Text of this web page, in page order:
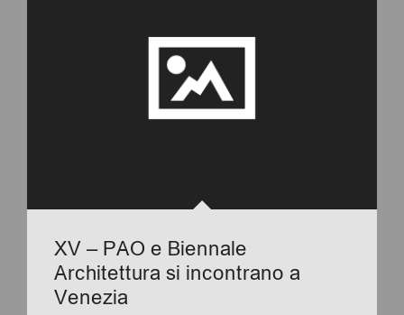
XV – PAO e Biennale
Architettura si incontrano a
Venezia